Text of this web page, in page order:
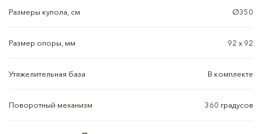
Размеры купола, см Ø350
Размер опоры, мм 92 х 92
Утяжелительная база В комплекте
Поворотный механизм 360 градусов